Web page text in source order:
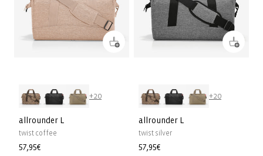
+20
allrounder L
twist coffee
Prix
57,95€
+20
allrounder L
twist silver
Prix
57,95€